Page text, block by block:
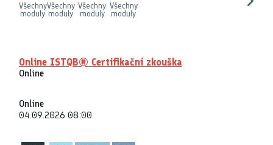
Všechny
moduly
Všechny
moduly
Všechny
moduly
Všechny
moduly
Online ISTQB® Certifikační zkouška
Online
Online
04.09.2026 08:00